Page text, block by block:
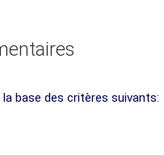
base des critères suivants: